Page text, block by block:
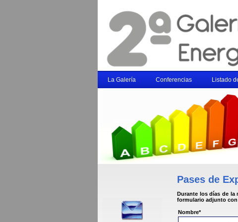
La Galería Conferencias Listado
Pases de
Durante los días de la
formulario adjunto con
Nombre*